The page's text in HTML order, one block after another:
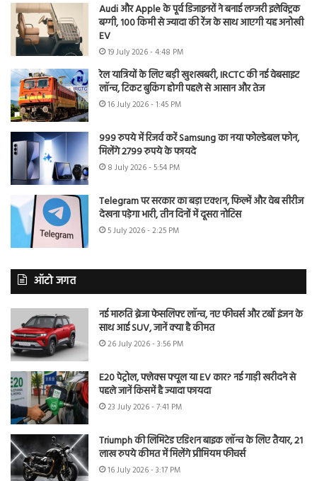
Audi और Apple के पूर्व डिजाइनरों ने बनाई लग्जरी इलेक्ट्रिक
बग्गी, 100 किमी से ज्यादा की रेंज के साथ आएगी यह अनोखी
EV
19 July 2026 - 4:48 PM
रेल यात्रियों के लिए बड़ी खुशखबरी, IRCTC की नई वेबसाइट
लॉन्च, टिकट बुकिंग होगी पहले से आसान और तेज
16 July 2026 - 1:45 PM
999 रुपये में रिजर्व करें Samsung का नया फोल्डेबल फोन,
मिलेंगे 2799 रुपये के फायदे
8 July 2026 - 5:54 PM
Telegram पर सरकार का बड़ा एक्शन, फिल्में और वेब सीरीज
देखना पड़ेगा भारी, तीन दिनों में दूसरा नोटिस
5 July 2026 - 2:25 PM
ऑटो जगत
नई मारुति ब्रेजा फेसलिफ्ट लॉन्च, नए फीचर्स और टर्बो इंजन के
साथ आई SUV, जानें क्या है कीमत
26 July 2026 - 3:56 PM
E20 पेट्रोल, फ्लेक्स फ्यूल या EV कार? नई गाड़ी खरीदने से
पहले जानें किसमें है ज्यादा फायदा
23 July 2026 - 7:41 PM
Triumph की लिमिटेड एडिशन बाइक लॉन्च के लिए तैयार, 21
लाख रुपये कीमत में मिलेंगे प्रीमियम फीचर्स
16 July 2026 - 3:17 PM